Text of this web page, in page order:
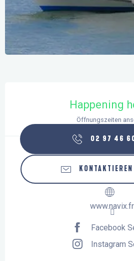
Happening
Öffnungszeiten
02 97 46
www.navix.fr
Facebook
Instagram